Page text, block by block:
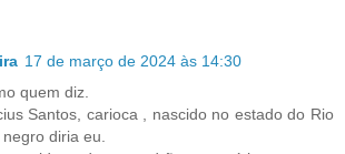
17 de março de 2024 às 14:30
quem diz.
Santos, carioca , nascido no estado do Rio
diria eu.